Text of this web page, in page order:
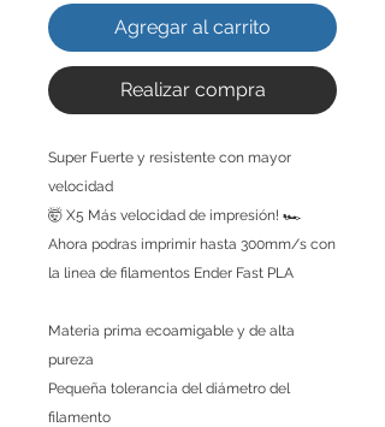
Agregar al carrito
Realizar compra
Super Fuerte y resistente con mayor
velocidad
🤯 X5 Más velocidad de impresión! 🏎️
Ahora podras imprimir hasta 300mm/s con
la linea de filamentos Ender Fast PLA
Materia prima ecoamigable y de alta
pureza
Pequeña tolerancia del diámetro del
filamento